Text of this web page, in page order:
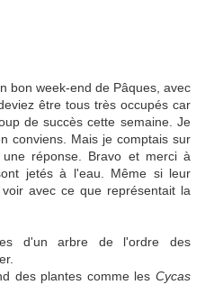
bon week-end de Pâques, avec
être tous très occupés car
de succès cette semaine. Je
conviens. Mais je comptais sur
réponse. Bravo et merci à
jetés à l'eau. Même si leur
avec ce que représentait la
d'un arbre de l'ordre des
des plantes comme les Cycas